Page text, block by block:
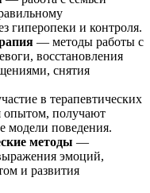
гиперопеки и контроля.
— методы работы с
восстановления
снятия
в терапевтических
опытом, получают
модели поведения.
методы —
эмоций,
и развития